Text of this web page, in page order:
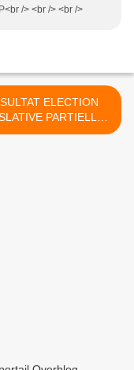
/> <br /> <br />
ELECTION
PARTIELLE :
>